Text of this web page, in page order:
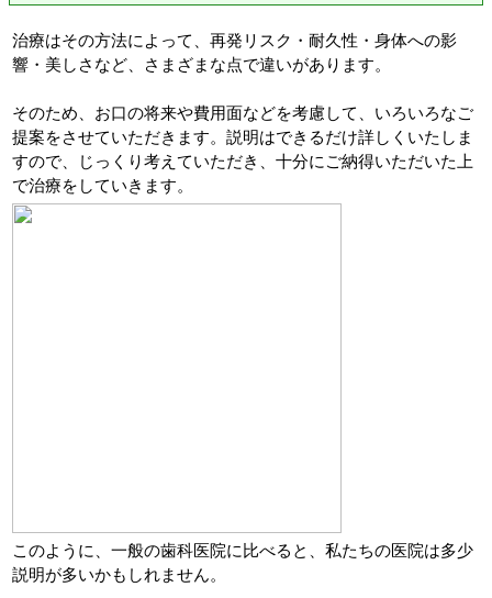
治療はその方法によって、再発リスク・耐久性・身体への影
響・美しさなど、さまざまな点で違いがあります。
そのため、お口の将来や費用面などを考慮して、いろいろなご
提案をさせていただきます。説明はできるだけ詳しくいたしま
すので、じっくり考えていただき、十分にご納得いただいた上
で治療をしていきます。
このように、一般の歯科医院に比べると、私たちの医院は多少
説明が多いかもしれません。